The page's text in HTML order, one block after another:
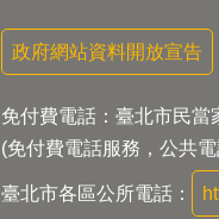
政府網站資料開放宣告
免付費電話：臺北市民當
(免付費電話服務，公共
臺北市各區公所電話：